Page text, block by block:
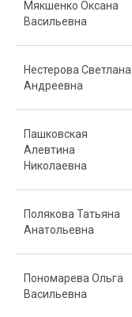
Мякшенко Оксана
Васильевна
Нестерова Светлана
Андреевна
Пашковская
Алевтина
Николаевна
Полякова Татьяна
Анатольевна
Пономарева Ольга
Васильевна